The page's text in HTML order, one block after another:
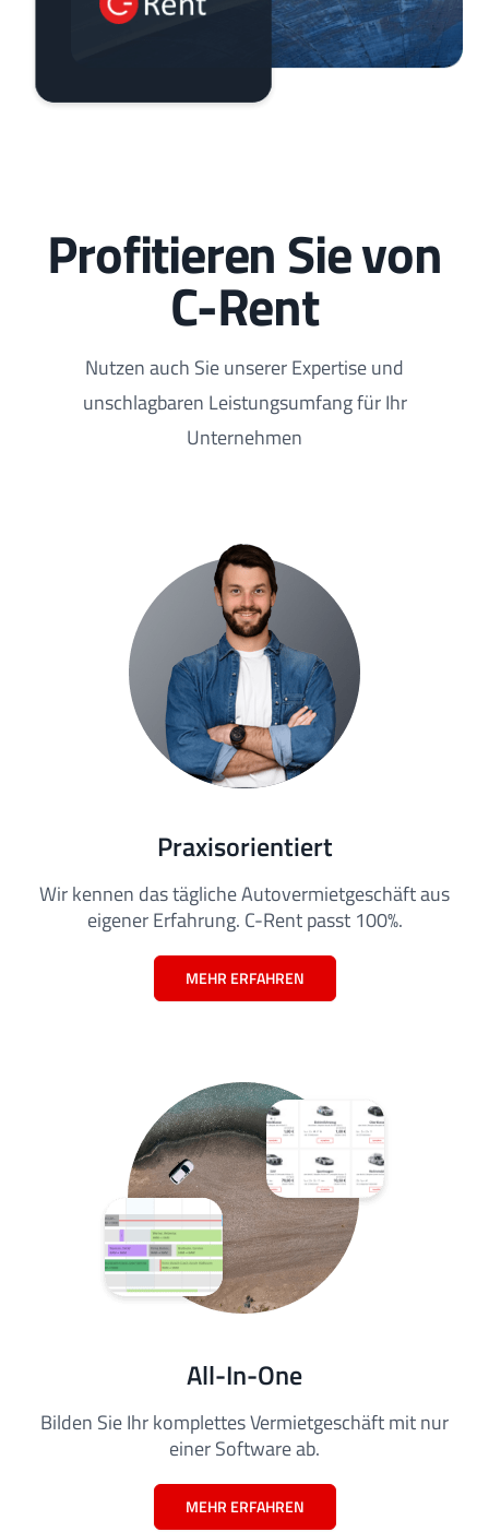
Profitieren Sie von
C-Rent
Nutzen auch Sie unserer Expertise und
unschlagbaren Leistungsumfang für Ihr
Unternehmen
Praxisorientiert
Wir kennen das tägliche Autovermietgeschäft aus
eigener Erfahrung. C-Rent passt 100%.
MEHR ERFAHREN
All-In-One
Bilden Sie Ihr komplettes Vermietgeschäft mit nur
einer Software ab.
MEHR ERFAHREN